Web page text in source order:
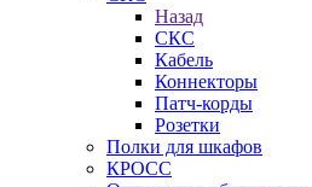
Назад
СКС
Кабель
Коннекторы
Патч-корды
Розетки
Полки для шкафов
КРОСС